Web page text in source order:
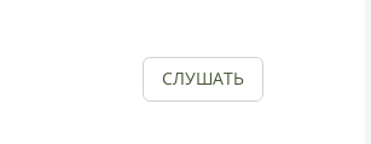
СЛУШАТЬ